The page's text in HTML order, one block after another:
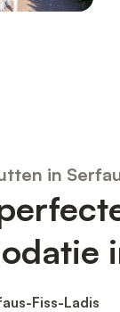
in
Fiss-Ladis